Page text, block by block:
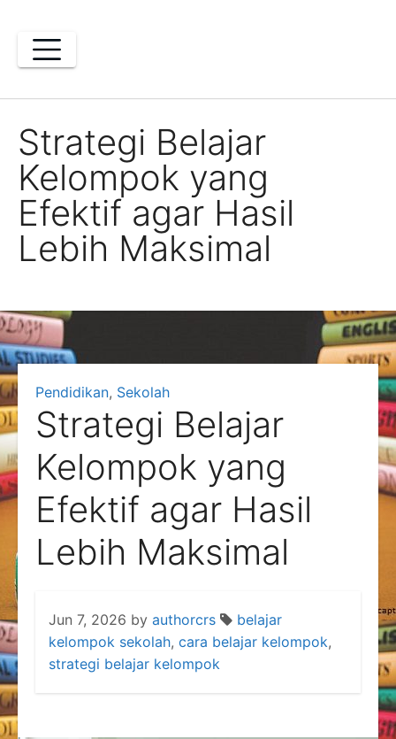
content
Strategi Belajar
Kelompok yang
Efektif agar Hasil
Lebih Maksimal
Pendidikan, Sekolah
Strategi Belajar
Kelompok yang
Efektif agar Hasil
Lebih Maksimal
Jun 7, 2026 by authorcrs
belajar
kelompok sekolah, cara belajar kelompok,
strategi belajar kelompok